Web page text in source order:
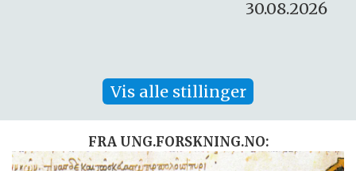
Vis alle stillinger
FRA UNG.FORSKNING.NO: